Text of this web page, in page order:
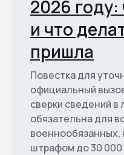
2026 году:
и что
пришла
Повестка для
официальный
сверки сведений
обязательна для
военнообязанных,
штрафом до 30 000